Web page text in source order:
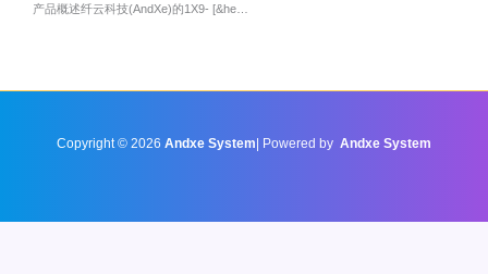
产品概述纤云科技(AndXe)的1X9- [&he…
Copyright © 2026 Andxe System | Powered by Andxe System